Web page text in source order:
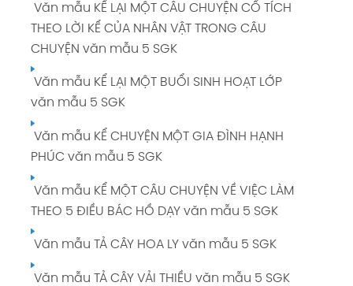
Văn mẫu KỂ LẠI MỘT CÂU CHUYỆN CỔ TÍCH
THEO LỜI KỂ CỦA NHÂN VẬT TRONG CÂU
CHUYỆN văn mẫu 5 SGK
Văn mẫu KỂ LẠI MỘT BUỔI SINH HOẠT LỚP
văn mẫu 5 SGK
Văn mẫu KỂ CHUYỆN MỘT GIA ĐÌNH HẠNH
PHÚC văn mẫu 5 SGK
Văn mẫu KỂ MỘT CÂU CHUYỆN VỀ VIỆC LÀM
THEO 5 ĐIỀU BÁC HỒ DẠY văn mẫu 5 SGK
Văn mẫu TẢ CÂY HOA LY văn mẫu 5 SGK
Văn mẫu TẢ CÂY VẢI THIỀU văn mẫu 5 SGK